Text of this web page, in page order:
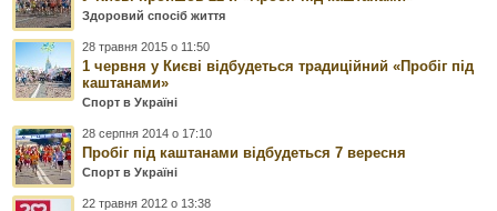
Здоровий спосіб життя
28 травня 2015 о 11:50
1 червня у Києві відбудеться традиційний «Пробіг під
каштанами»
Спорт в Україні
28 серпня 2014 о 17:10
Пробіг під каштанами відбудеться 7 вересня
Спорт в Україні
22 травня 2012 о 13:38